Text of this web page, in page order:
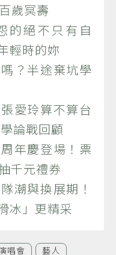
歲冥壽
絕不只有自
輕時的妳
？半途棄坑學
愛玲算不算台
論戰回顧
年慶登場！票
千元禮券
潮與換展期！
冰」更精采
唱會
藝人